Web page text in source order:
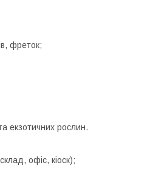
фреток;
екзотичних рослин.
офіс, кіоск);